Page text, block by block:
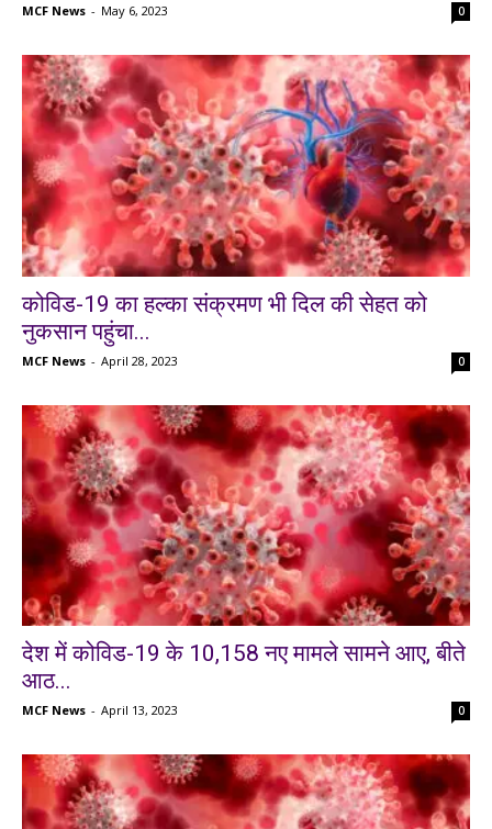
MCF News - May 6, 2023 0
कोविड-19 का हल्का संक्रमण भी दिल की सेहत को
नुकसान पहुंचा...
MCF News - April 28, 2023 0
देश में कोविड-19 के 10,158 नए मामले सामने आए, बीते
आठ...
MCF News - April 13, 2023 0